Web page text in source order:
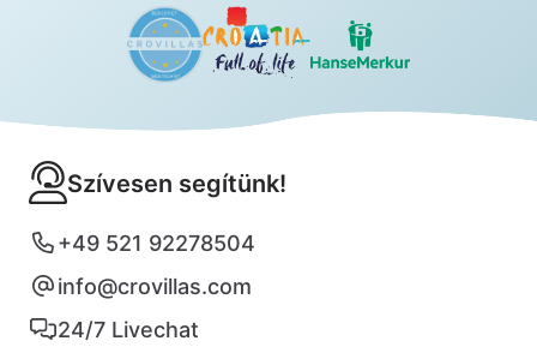
Szívesen segítünk!
+49 521 92278504
info@crovillas.com
24/7 Livechat